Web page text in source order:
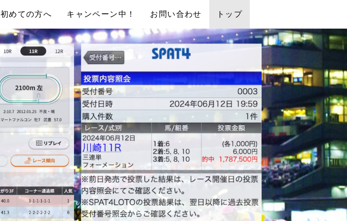
初めての方へ キャンペーン中！ お問い合わせ トップ